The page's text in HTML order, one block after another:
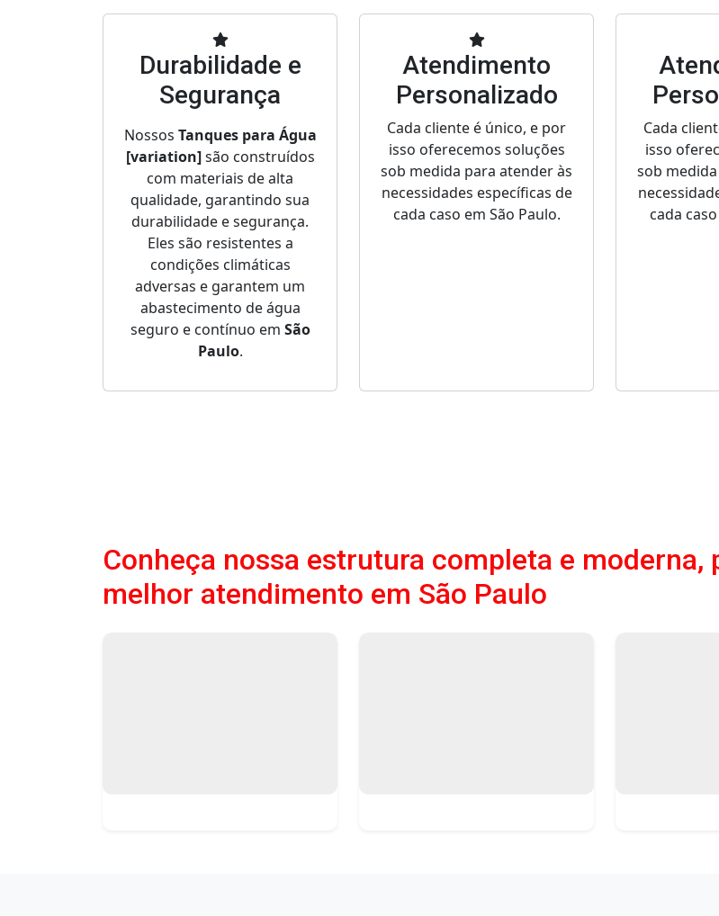
Durabilidade e
Segurança
Nossos Tanques para Água
[variation]são construídos
com materiais de alta
qualidade, garantindo sua
durabilidade e segurança.
Eles são resistentes a
condições climáticas
adversas e garantem um
abastecimento de água
seguro e contínuo em São
Paulo.
Atendimento
Personalizado
Cada cliente é único, e por
isso oferecemos soluções
sob medida para atender às
necessidades específicas de
cada caso em São Paulo.
Cada
isso
sob
cada
Conheça nossa estrutura completa e
melhor atendimento em São Paulo